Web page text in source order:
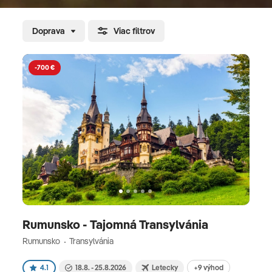
historickým centrom. Poznávanie pokračuje
v ktorom uvidíte drakulov rodinný dom či nádhernú
vežu s orlojom. V meste Turda vás čaká úchvatná
soľná baňa Turda, ktorá je najkrajším podzemným
miestom. V historickom meste Kluž si prezriete
kostol Sv. Martina a v meste Brašov môžete zas
obdivovať krásy priľahlých Karpát. Počas cesty
k Čiernemu moru si oddýchnete v meste Sinaia,
kde sa nachádza majstrovský zámok Peleš. Ako
dlho trvá let? Priamy let z Viedne do Bukurešti trvá
približne 1,5 hodiny. V krajine je časový posun +1
hodina. Tipy pri návšteve Rumunska Pri návšteve
Rumunska by ste mali vedieť nasledovné:
hoteloch s raňajkami kvôli zaisteniu dokonalého
Doprava Viac filtrov
-700 €
Rumunsko - Tajomná Transylvánia
Rumunsko Transylvánia
4.1 18.8. - 25.8.2026 Letecky +9 výhod